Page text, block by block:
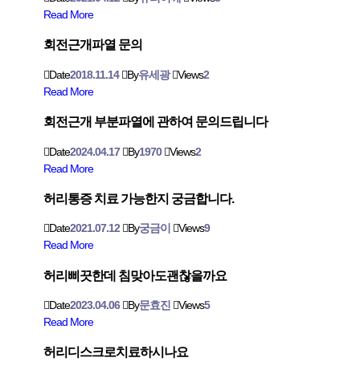
Read More
회전근개파열 문의
Date2018.11.14 By유세광 Views2
Read More
회전근개 부분파열에 관하여 문의드립니다
Date2024.04.17 By1970 Views2
Read More
허리통증 치료 가능한지 궁금합니다.
Date2021.07.12 By궁금이 Views9
Read More
허리삐끗한데 침맞아도괜찮을까요
Date2023.04.06 By문효진 Views5
Read More
허리디스크로치료하시나요